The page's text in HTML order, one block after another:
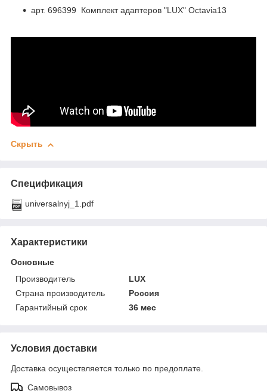
арт. 696399 Комплект адаптеров "LUX" Octavia13
Скрыть
Спецификация
universalnyj_1.pdf
Характеристики
Основные
Производитель
LUX
Страна производитель
Россия
Гарантийный срок
36 мес
Условия доставки
Доставка осуществляется только по предоплате.
Самовывоз